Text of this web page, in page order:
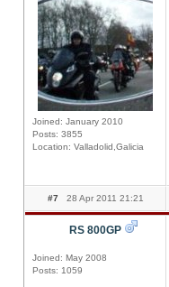
Joined: January 2010
Posts: 3855
Location: Valladolid,Galicia
#7 28 Apr 2011 21:21
RS 800GP
Joined: May 2008
Posts: 1059